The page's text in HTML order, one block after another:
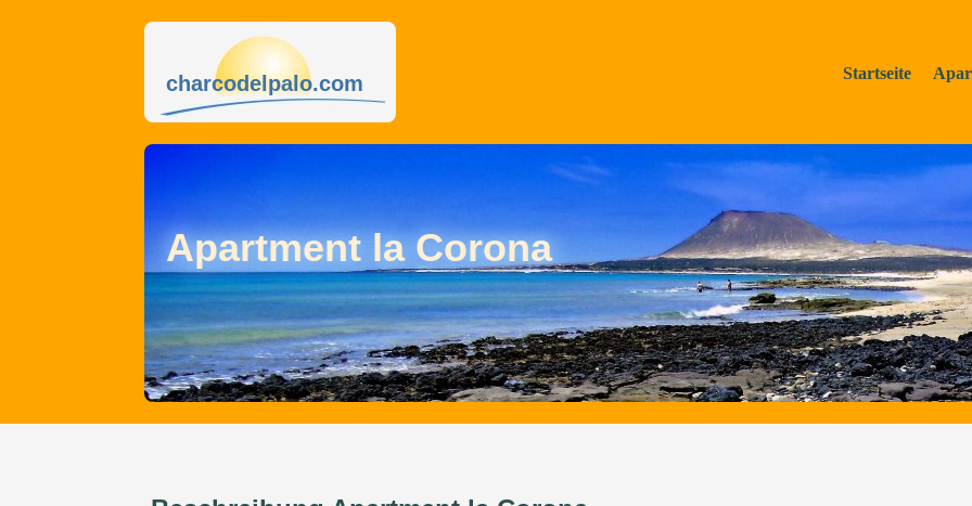
Startseite
charcodelpalo.com
Apartment la Corona